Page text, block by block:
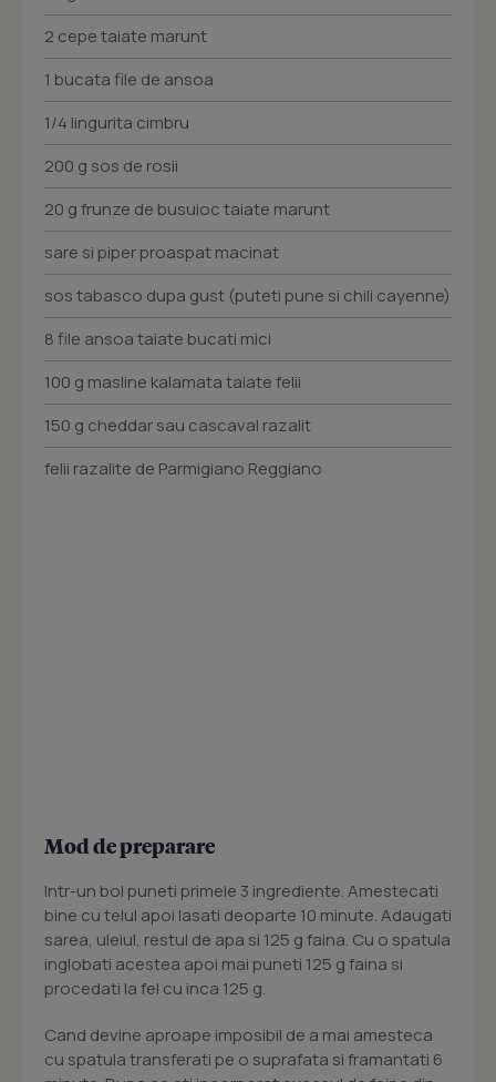
2 cepe taiate marunt
1 bucata file de ansoa
1/4 lingurita cimbru
200 g sos de rosii
20 g frunze de busuioc taiate marunt
sare si piper proaspat macinat
sos tabasco dupa gust (puteti pune si chili cayenne)
8 file ansoa taiate bucati mici
100 g masline kalamata taiate felii
150 g cheddar sau cascaval razalit
felii razalite de Parmigiano Reggiano
Mod de preparare
Intr-un bol puneti primele 3 ingrediente. Amestecati
bine cu telul apoi lasati deoparte 10 minute. Adaugati
sarea, uleiul, restul de apa si 125 g faina. Cu o spatula
inglobati acestea apoi mai puneti 125 g faina si
procedati la fel cu inca 125 g.
Cand devine aproape imposibil de a mai amesteca
cu spatula transferati pe o suprafata si framantati 6